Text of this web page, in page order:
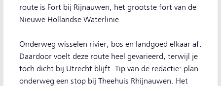
route is Fort bij Rijnauwen, het grootste fort van de
Nieuwe Hollandse Waterlinie.
Onderweg wisselen rivier, bos en landgoed elkaar af.
Daardoor voelt deze route heel gevarieerd, terwijl je
toch dicht bij Utrecht blijft. Tip van de redactie: plan
onderweg een stop bij Theehuis Rhijnauwen. Het